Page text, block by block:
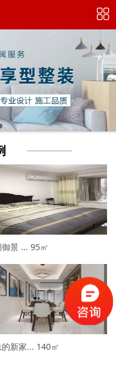
景 ... 95㎡
新家... 140㎡